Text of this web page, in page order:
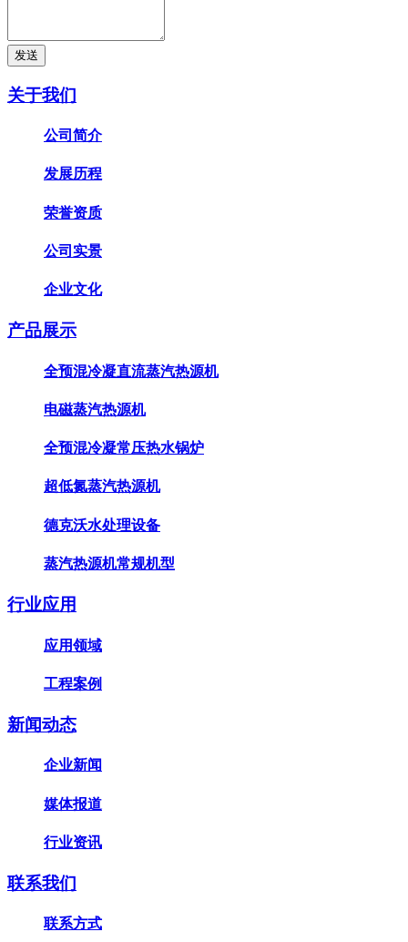
发送
关于我们
公司简介
发展历程
荣誉资质
公司实景
企业文化
产品展示
全预混冷凝直流蒸汽热源机
电磁蒸汽热源机
全预混冷凝常压热水锅炉
超低氮蒸汽热源机
德克沃水处理设备
蒸汽热源机常规机型
行业应用
应用领域
工程案例
新闻动态
企业新闻
媒体报道
行业资讯
联系我们
联系方式